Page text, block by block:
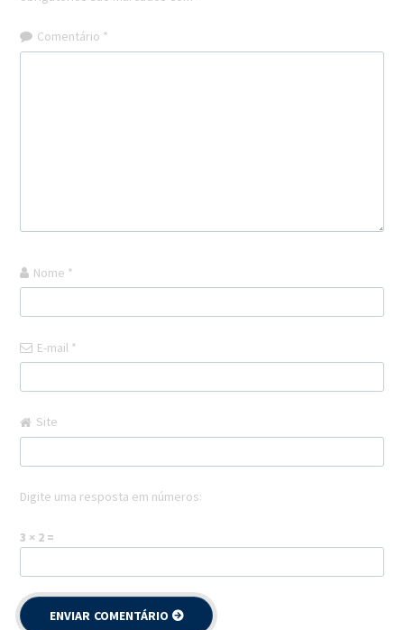
Comentário *
Nome *
E-mail *
Site
Digite uma resposta em números:
3 × 2 =